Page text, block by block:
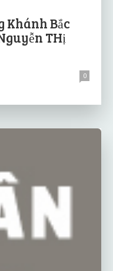
Khánh Bắc
THị
0